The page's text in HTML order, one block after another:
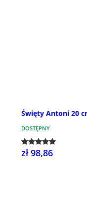
Święty Antoni 20
DOSTĘPNY
zł 98,86